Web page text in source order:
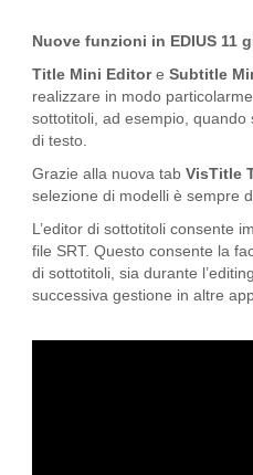
Nuove funzioni in EDIUS 11
Title Mini Editore Subtitle
realizzare in modo
sottotitoli, ad esempio,
di testo.
Grazie alla nuova tab VisTitle
selezione di modelli è sempre
L’editor di sottotitoli consente
file SRT. Questo consente la
di sottotitoli, sia durante
successiva gestione in altre